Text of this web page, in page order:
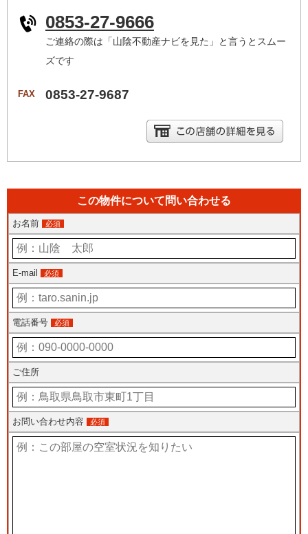
0853-27-9666
ご連絡の際は「山陰不動産ナビを見た」と言うとスムー
ズです
FAX 0853-27-9687